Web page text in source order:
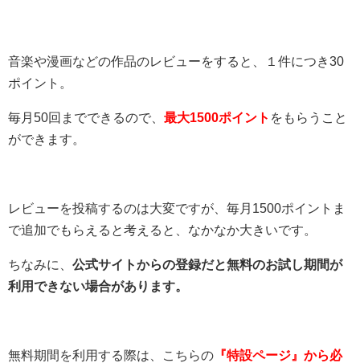
音楽や漫画などの作品のレビューをすると、１件につき30
ポイント。
毎月50回までできるので、 最大1500ポイント をもらうこと
ができます。
レビューを投稿するのは大変ですが、毎月1500ポイントま
で追加でもらえると考えると、なかなか大きいです。
ちなみに、 公式サイトからの登録だと無料のお試し期間が
利用できない場合があります。
無料期間を利用する際は、こちらの 『特設ページ』から必